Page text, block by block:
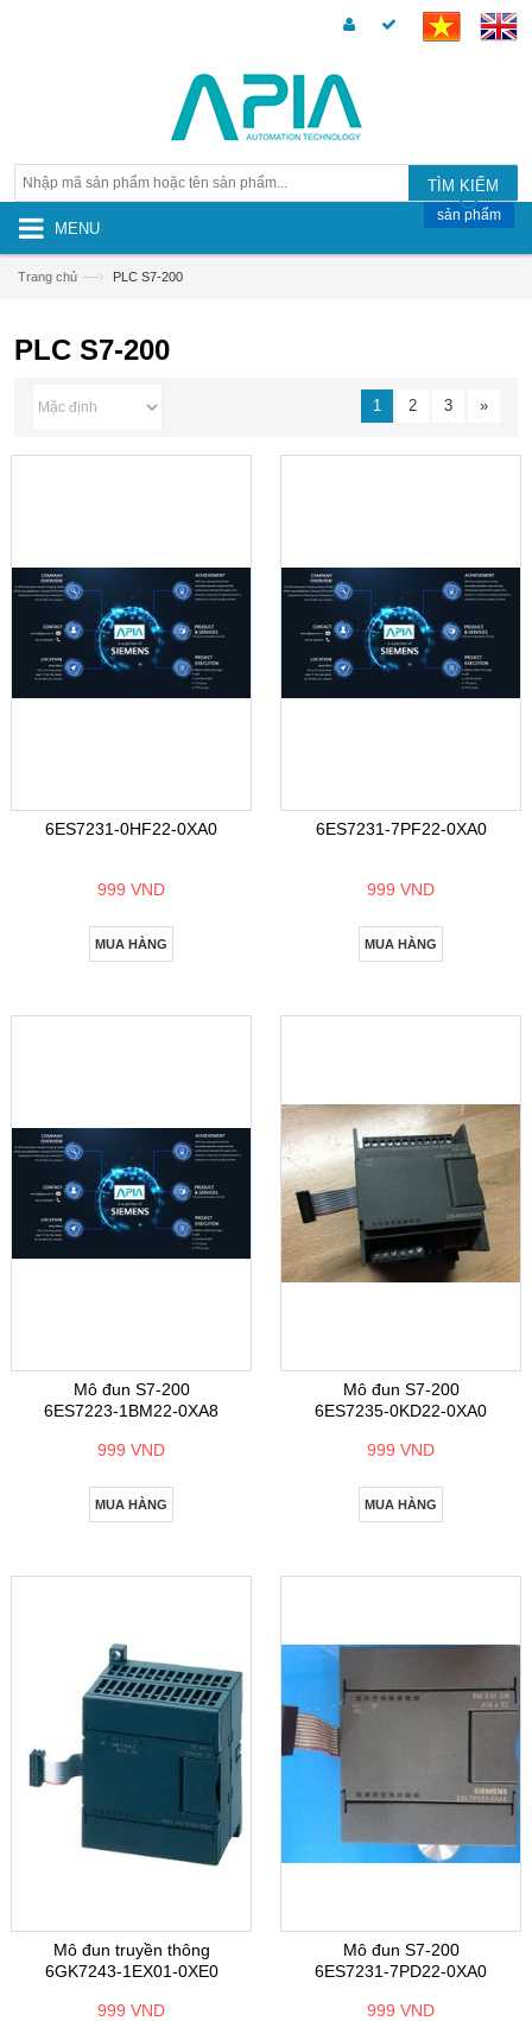
TÌM KIẾM
MENU
sản phẩm
Trang chủ —› PLC S7-200
PLC S7-200
1 2 3 »
6ES7231-0HF22-0XA0
999 VND
MUA HÀNG
6ES7231-7PF22-0XA0
999 VND
MUA HÀNG
Mô đun S7-200
6ES7223-1BM22-0XA8
999 VND
MUA HÀNG
Mô đun S7-200
6ES7235-0KD22-0XA0
999 VND
MUA HÀNG
Mô đun truyền thông
6GK7243-1EX01-0XE0
999 VND
Mô đun S7-200
6ES7231-7PD22-0XA0
999 VND